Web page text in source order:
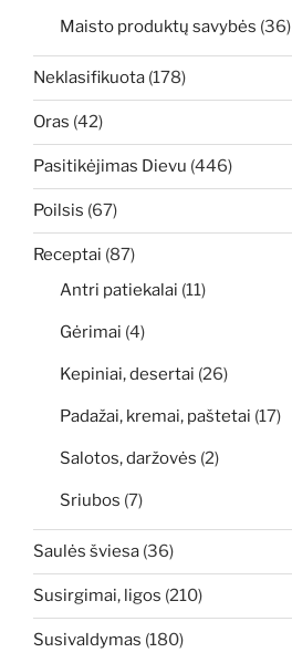
Maisto produktų savybės (36)
Neklasifikuota (178)
Oras (42)
Pasitikėjimas Dievu (446)
Poilsis (67)
Receptai (87)
Antri patiekalai (11)
Gėrimai (4)
Kepiniai, desertai (26)
Padažai, kremai, paštetai (17)
Salotos, daržovės (2)
Sriubos (7)
Saulės šviesa (36)
Susirgimai, ligos (210)
Susivaldymas (180)